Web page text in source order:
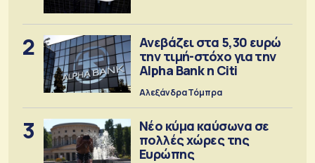
2
Ανεβάζει στα 5,30 ευρώ
την τιμή-στόχο για την
Alpha Bank η Citi
Αλεξάνδρα Τόμπρα
3
Νέο κύμα καύσωνα σε
πολλές χώρες της
Ευρώπης